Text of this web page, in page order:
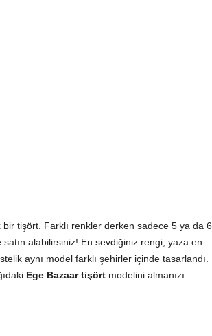
tişört. Farklı renkler derken sadece 5 ya da 6
alabilirsiniz! En sevdiğiniz rengi, yaza en
aynı model farklı şehirler içinde tasarlandı.
Ege Bazaar tişörtmodelini almanızı